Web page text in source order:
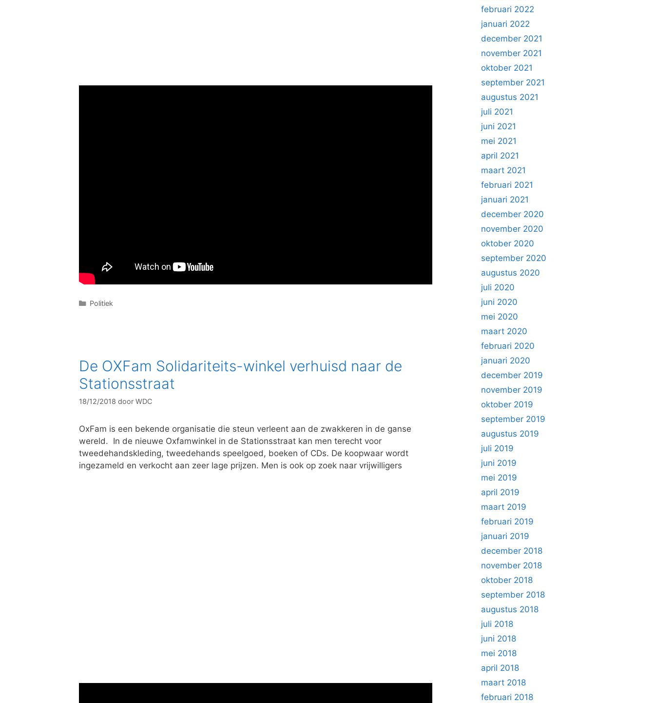
C
r
e
n
Politiek
De OXFam Solidariteits-winkel verhuisd naar de
Stationsstraat
18/12/2018 door WDC
OxFam is een bekende organisatie die steun verleent aan de zwakkeren in de ganse
wereld. In de nieuwe Oxfamwinkel in de Stationsstraat kan men terecht voor
tweedehandskleding, tweedehands speelgoed, boeken of CDs. De koopwaar wordt
ingezameld en verkocht aan zeer lage prijzen. Men is ook op zoek naar vrijwilligers
februari 2022
januari 2022
december 2021
november 2021
oktober 2021
september 2021
augustus 2021
juli 2021
juni 2021
mei 2021
april 2021
maart 2021
februari 2021
januari 2021
december 2020
november 2020
oktober 2020
september 2020
augustus 2020
juli 2020
juni 2020
mei 2020
maart 2020
februari 2020
januari 2020
december 2019
november 2019
oktober 2019
september 2019
augustus 2019
juli 2019
juni 2019
mei 2019
april 2019
maart 2019
februari 2019
januari 2019
december 2018
november 2018
oktober 2018
september 2018
augustus 2018
juli 2018
juni 2018
mei 2018
april 2018
maart 2018
februari 2018